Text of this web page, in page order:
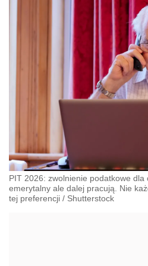
PIT 2026: zwolnienie podatkowe
emerytalny ale dalej pracują. Nie
tej preferencji / Shutterstock